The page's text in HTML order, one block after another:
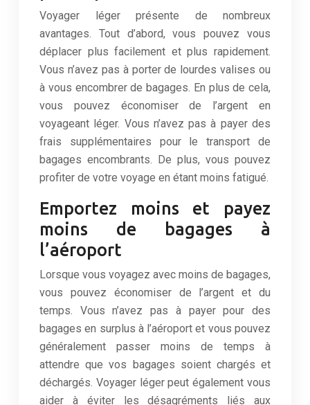
Voyager léger présente de nombreux
avantages. Tout d’abord, vous pouvez vous
déplacer plus facilement et plus rapidement.
Vous n’avez pas à porter de lourdes valises ou
à vous encombrer de bagages. En plus de cela,
vous pouvez économiser de l’argent en
voyageant léger. Vous n’avez pas à payer des
frais supplémentaires pour le transport de
bagages encombrants. De plus, vous pouvez
profiter de votre voyage en étant moins fatigué.
Emportez moins et payez
moins de bagages à
l’aéroport
Lorsque vous voyagez avec moins de bagages,
vous pouvez économiser de l’argent et du
temps. Vous n’avez pas à payer pour des
bagages en surplus à l’aéroport et vous pouvez
généralement passer moins de temps à
attendre que vos bagages soient chargés et
déchargés. Voyager léger peut également vous
aider à éviter les désagréments liés aux